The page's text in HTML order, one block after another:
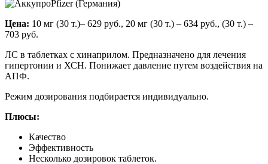
Pfizer (Германия)
Цена: 10 мг (30 т.)– 629 руб., 20 мг (30 т.) – 634 руб., (30 т.) –
703 руб.
ЛС в таблетках с хинаприлом. Предназначено для лечения
гипертонии и ХСН. Понижает давление путем воздействия на
АПФ.
Режим дозирования подбирается индивидуально.
Плюсы:
Качество
Эффективность
Несколько дозировок таблеток.